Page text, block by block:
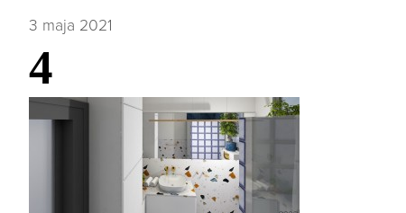
3 maja 2021
4